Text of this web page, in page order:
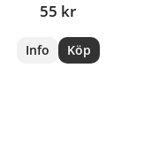
55 kr
Info Köp